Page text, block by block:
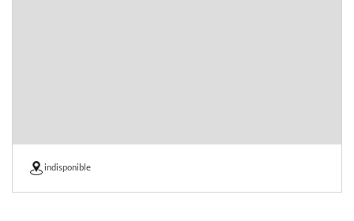
indisponible